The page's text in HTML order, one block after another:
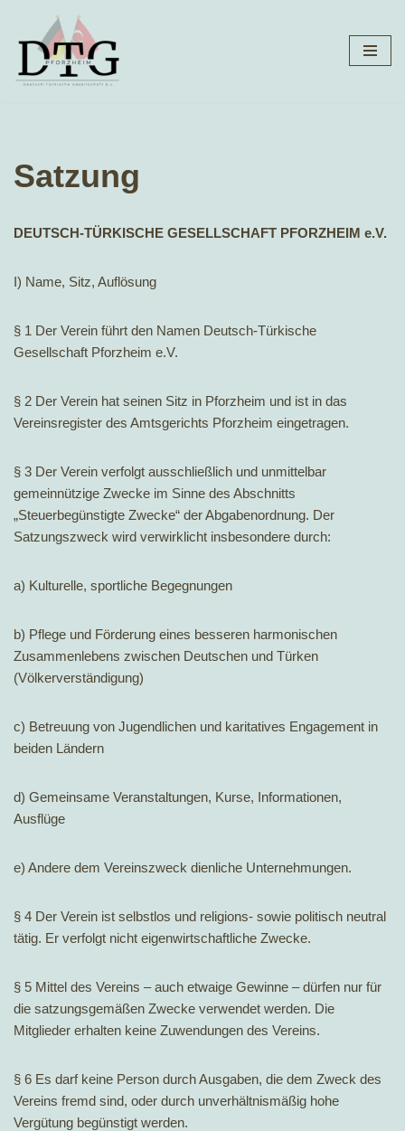
Zum
Inhalt
Satzung
DEUTSCH-TÜRKISCHE GESELLSCHAFT PFORZHEIM e.V.
I) Name, Sitz, Auflösung
§ 1 Der Verein führt den Namen Deutsch-Türkische
Gesellschaft Pforzheim e.V.
§ 2 Der Verein hat seinen Sitz in Pforzheim und ist in das
Vereinsregister des Amtsgerichts Pforzheim eingetragen.
§ 3 Der Verein verfolgt ausschließlich und unmittelbar
gemeinnützige Zwecke im Sinne des Abschnitts
„Steuerbegünstigte Zwecke“ der Abgabenordnung. Der
Satzungszweck wird verwirklicht insbesondere durch:
a) Kulturelle, sportliche Begegnungen
b) Pflege und Förderung eines besseren harmonischen
Zusammenlebens zwischen Deutschen und Türken
(Völkerverständigung)
c) Betreuung von Jugendlichen und karitatives Engagement in
beiden Ländern
d) Gemeinsame Veranstaltungen, Kurse, Informationen,
Ausflüge
e) Andere dem Vereinszweck dienliche Unternehmungen.
§ 4 Der Verein ist selbstlos und religions- sowie politisch neutral
tätig. Er verfolgt nicht eigenwirtschaftliche Zwecke.
§ 5 Mittel des Vereins – auch etwaige Gewinne – dürfen nur für
die satzungsgemäßen Zwecke verwendet werden. Die
Mitglieder erhalten keine Zuwendungen des Vereins.
§ 6 Es darf keine Person durch Ausgaben, die dem Zweck des
Vereins fremd sind, oder durch unverhältnismäßig hohe
Vergütung begünstigt werden.